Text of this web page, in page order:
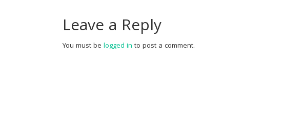
Leave a Reply
You must be logged in to post a comment.